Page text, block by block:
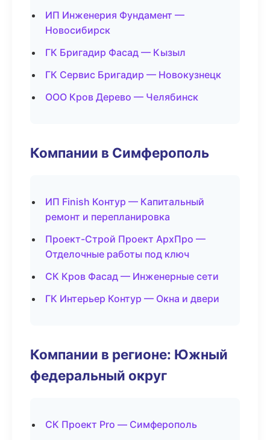
ИП Инженерия Фундамент —
Новосибирск
ГК Бригадир Фасад — Кызыл
ГК Сервис Бригадир — Новокузнецк
ООО Кров Дерево — Челябинск
Компании в Симферополь
ИП Finish Контур — Капитальный
ремонт и перепланировка
Проект-Строй Проект АрхПро —
Отделочные работы под ключ
СК Кров Фасад — Инженерные сети
ГК Интерьер Контур — Окна и двери
Компании в регионе: Южный
федеральный округ
СК Проект Pro — Симферополь